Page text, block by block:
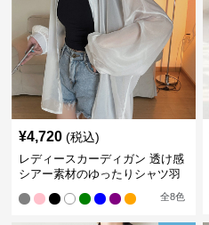
¥4,720 (税込)
レディースカーディガン 透け感
シアー素材のゆったりシャツ羽
全8色